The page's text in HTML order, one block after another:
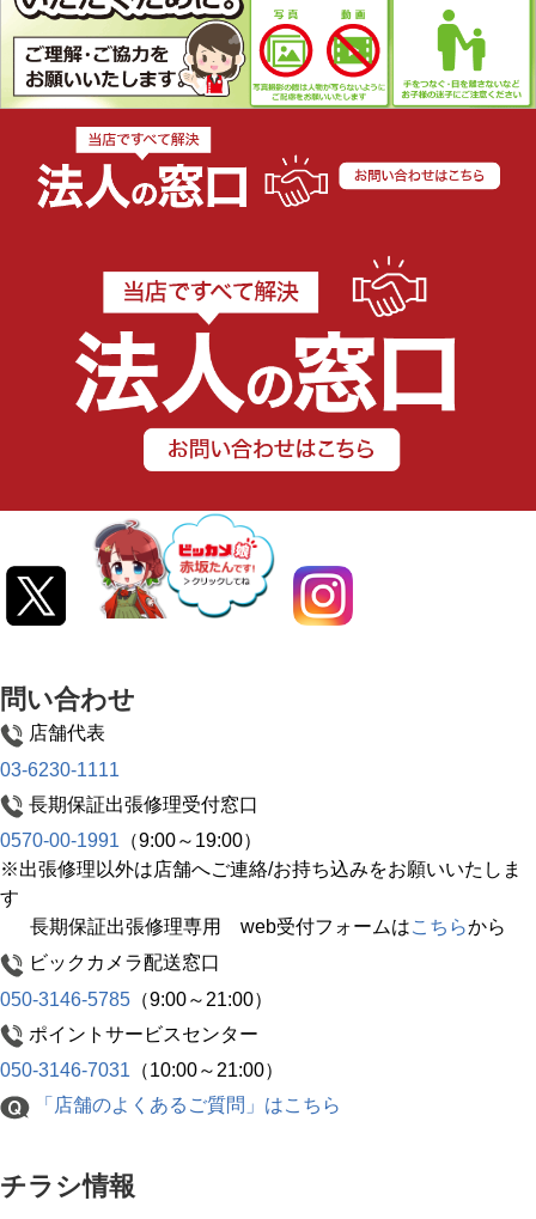
問い合わせ
店舗代表
03-6230-1111
長期保証出張修理受付窓口
0570-00-1991 （9:00～19:00）
※出張修理以外は店舗へご連絡/お持ち込みをお願いいたしま
す
長期保証出張修理専用 web受付フォームはこちらから
ビックカメラ配送窓口
050-3146-5785 （9:00～21:00）
ポイントサービスセンター
050-3146-7031 （10:00～21:00）
「店舗のよくあるご質問」はこちら
チラシ情報